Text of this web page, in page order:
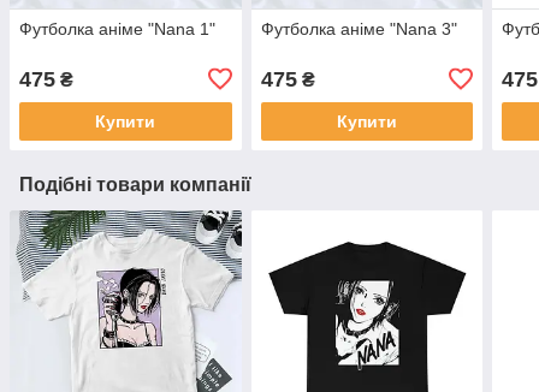
Футболка аніме "Nana 1"
475 ₴
Купити
Футболка аніме "Nana 3"
475₴
Купити
475
Подібні товари компанії